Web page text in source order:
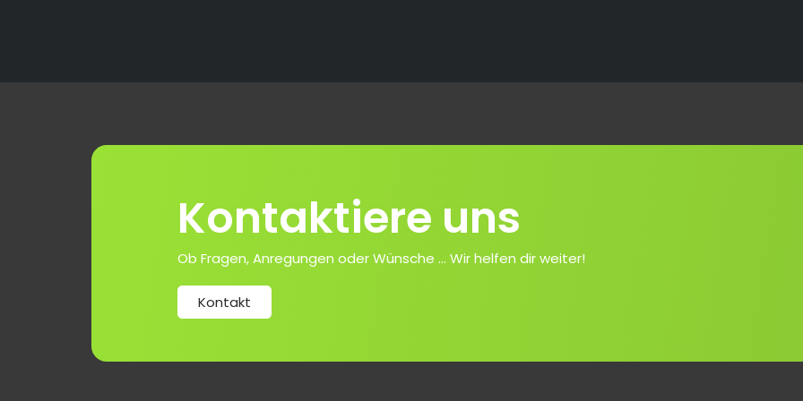
Kontaktiere uns
Ob Fragen, Anregungen oder Wünsche ... Wir helfen dir weiter!
Kontakt